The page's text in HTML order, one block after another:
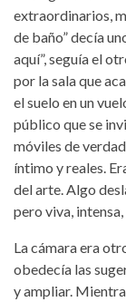
extraordinarios,
de baño” decía
aquí”, seguía el
por la sala que
el suelo en un
público que se
móviles de
íntimo y reales.
del arte. Algo
pero viva,
La cámara era
obedecía las
y ampliar.